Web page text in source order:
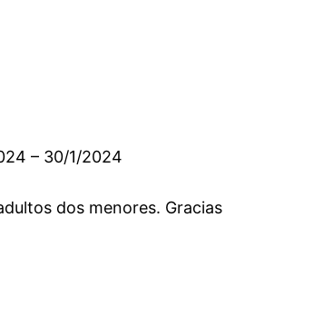
– 30/1/2024
dos menores. Gracias